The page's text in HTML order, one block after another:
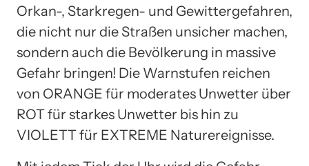
Orkan-, Starkregen- und Gewittergefahren,
die nicht nur die Straßen unsicher machen,
sondern auch die Bevölkerung in massive
Gefahr bringen! Die Warnstufen reichen
von ORANGE für moderates Unwetter über
ROT für starkes Unwetter bis hin zu
VIOLETT für EXTREME Naturereignisse.